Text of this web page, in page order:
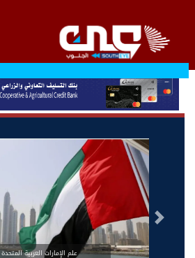
علم الإمارات العربية المتحدة
السابق